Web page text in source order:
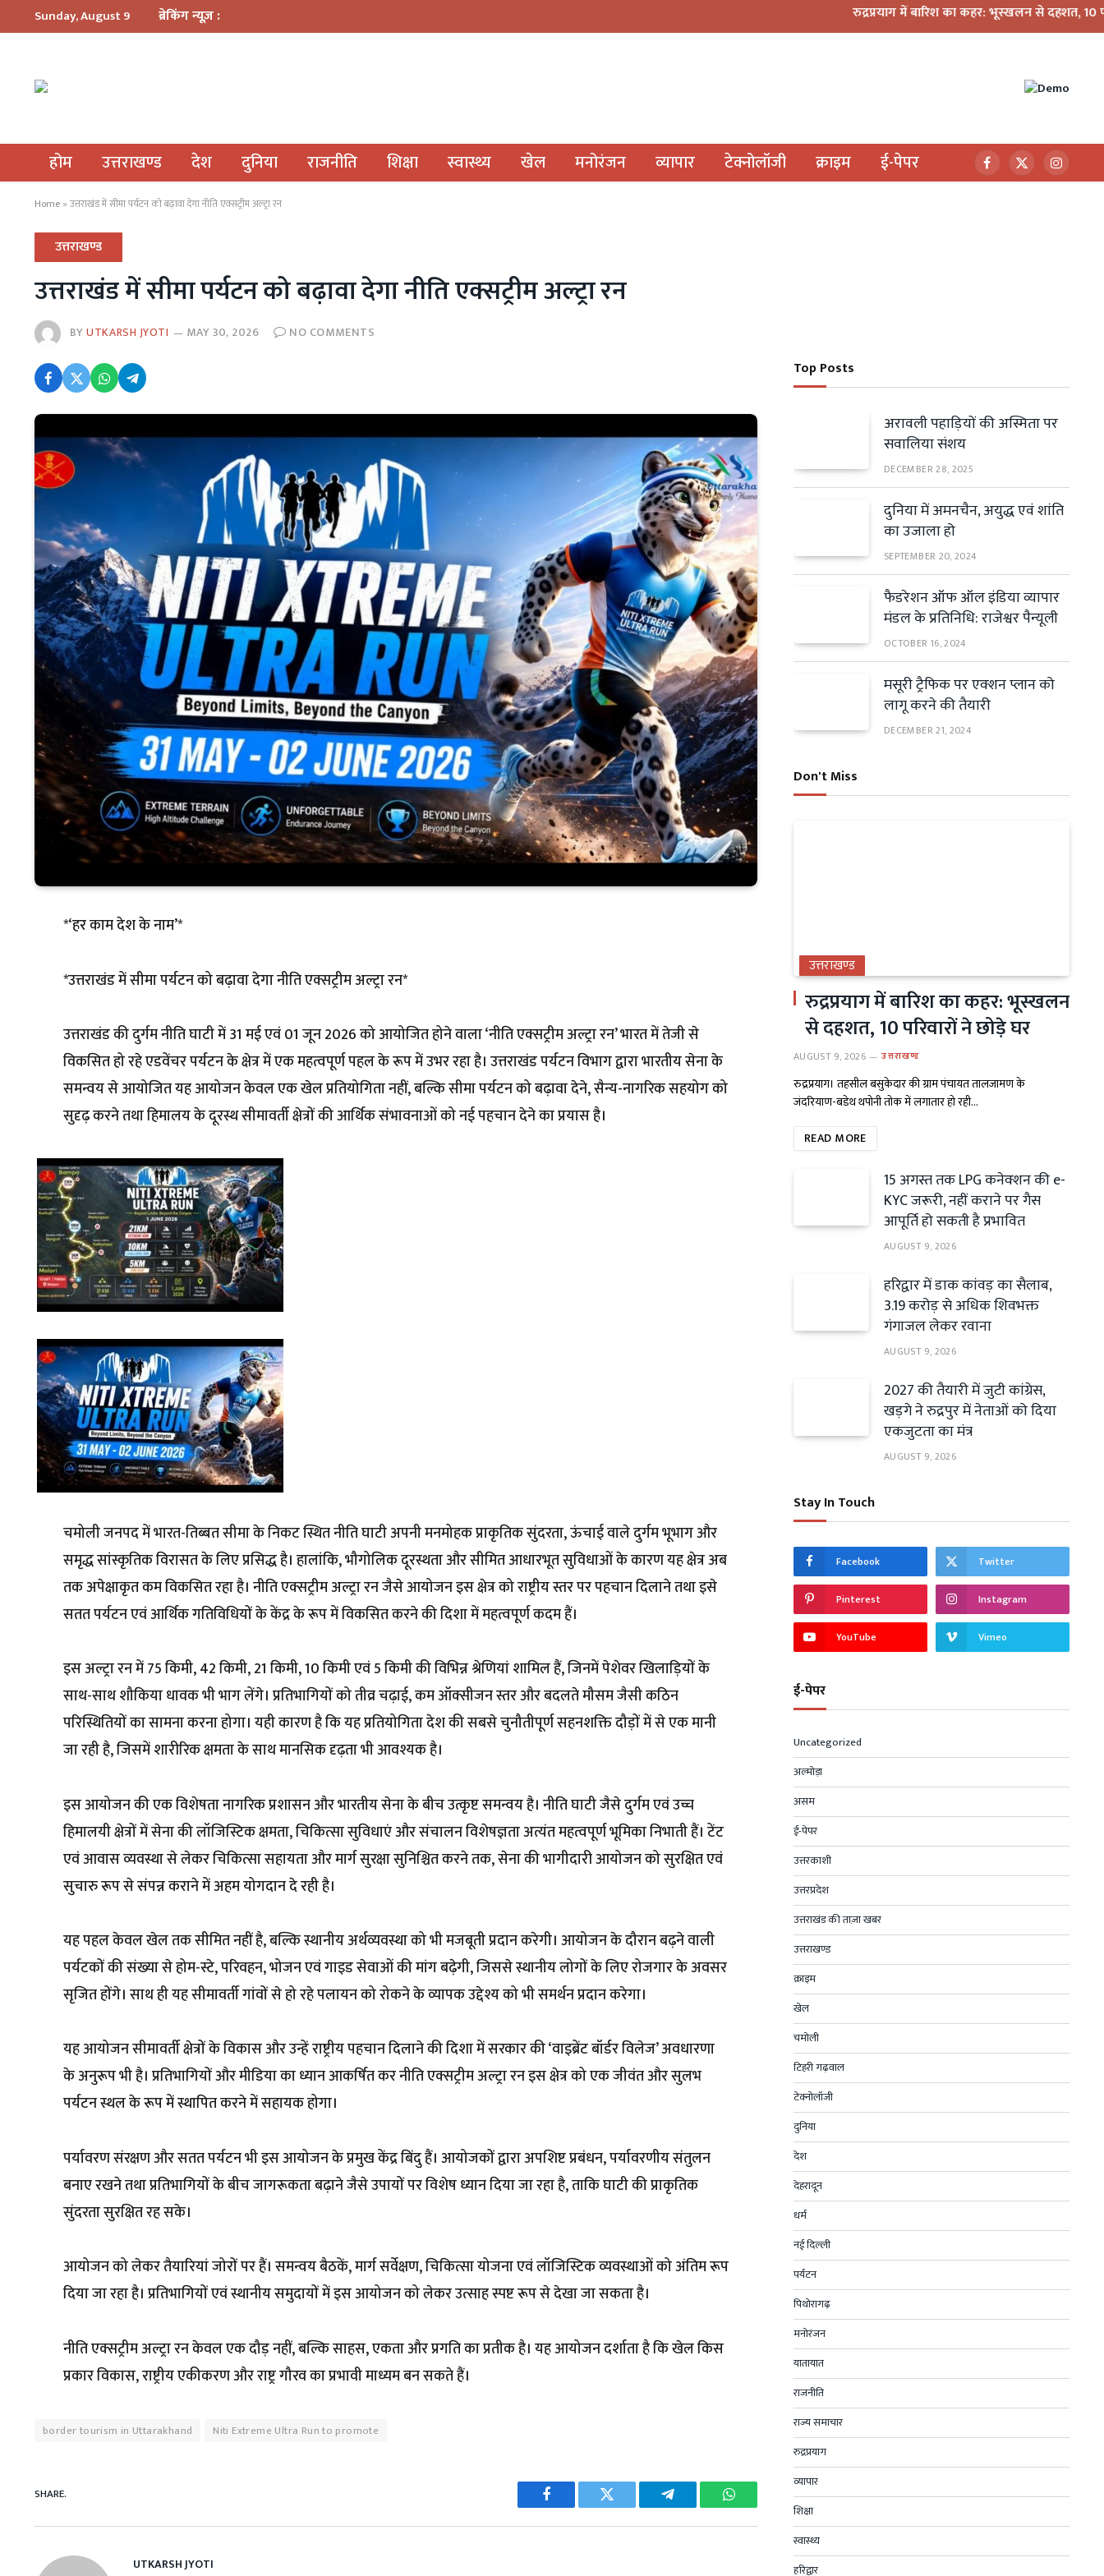
Sunday, August 9 ब्रेकिंग न्यूज़ : रुद्रप्रयाग में बारिश का कहर: भूस्खलन से दहशत, 10 परिवारों ने छोड़े
होम उत्तराखण्ड देश दुनिया राजनीति शिक्षा स्वास्थ्य खेल मनोरंजन व्यापार टेक्नोलॉजी क्राइम ई-पेपर Facebook
X
(Twitter)
Home » उत्तराखंड में सीमा पर्यटन को बढ़ावा देगा नीति एक्सट्रीम अल्ट्रा रन
उत्तराखण्ड
उत्तराखंड में सीमा पर्यटन को बढ़ावा देगा नीति एक्सट्रीम अल्ट्रा रन
BYUTKARSH JYOTI MAY 30, 2026 NO COMMENTS
*‘हर काम देश के नाम’*
*उत्तराखंड में सीमा पर्यटन को बढ़ावा देगा नीति एक्सट्रीम अल्ट्रा रन*
उत्तराखंड की दुर्गम नीति घाटी में 31 मई एवं 01 जून 2026 को आयोजित होने वाला ‘नीति एक्सट्रीम अल्ट्रा रन’ भारत में तेजी से
विकसित हो रहे एडवेंचर पर्यटन के क्षेत्र में एक महत्वपूर्ण पहल के रूप में उभर रहा है। उत्तराखंड पर्यटन विभाग द्वारा भारतीय सेना के
समन्वय से आयोजित यह आयोजन केवल एक खेल प्रतियोगिता नहीं, बल्कि सीमा पर्यटन को बढ़ावा देने, सैन्य-नागरिक सहयोग को
सुदृढ़ करने तथा हिमालय के दूरस्थ सीमावर्ती क्षेत्रों की आर्थिक संभावनाओं को नई पहचान देने का प्रयास है।
चमोली जनपद में भारत-तिब्बत सीमा के निकट स्थित नीति घाटी अपनी मनमोहक प्राकृतिक सुंदरता, ऊंचाई वाले दुर्गम भूभाग और
समृद्ध सांस्कृतिक विरासत के लिए प्रसिद्ध है। हालांकि, भौगोलिक दूरस्थता और सीमित आधारभूत सुविधाओं के कारण यह क्षेत्र अब
तक अपेक्षाकृत कम विकसित रहा है। नीति एक्सट्रीम अल्ट्रा रन जैसे आयोजन इस क्षेत्र को राष्ट्रीय स्तर पर पहचान दिलाने तथा इसे
सतत पर्यटन एवं आर्थिक गतिविधियों के केंद्र के रूप में विकसित करने की दिशा में महत्वपूर्ण कदम हैं।
इस अल्ट्रा रन में 75 किमी, 42 किमी, 21 किमी, 10 किमी एवं 5 किमी की विभिन्न श्रेणियां शामिल हैं, जिनमें पेशेवर खिलाड़ियों के
साथ-साथ शौकिया धावक भी भाग लेंगे। प्रतिभागियों को तीव्र चढ़ाई, कम ऑक्सीजन स्तर और बदलते मौसम जैसी कठिन
परिस्थितियों का सामना करना होगा। यही कारण है कि यह प्रतियोगिता देश की सबसे चुनौतीपूर्ण सहनशक्ति दौड़ों में से एक मानी
जा रही है, जिसमें शारीरिक क्षमता के साथ मानसिक दृढ़ता भी आवश्यक है।
इस आयोजन की एक विशेषता नागरिक प्रशासन और भारतीय सेना के बीच उत्कृष्ट समन्वय है। नीति घाटी जैसे दुर्गम एवं उच्च
हिमालयी क्षेत्रों में सेना की लॉजिस्टिक क्षमता, चिकित्सा सुविधाएं और संचालन विशेषज्ञता अत्यंत महत्वपूर्ण भूमिका निभाती हैं। टेंट
एवं आवास व्यवस्था से लेकर चिकित्सा सहायता और मार्ग सुरक्षा सुनिश्चित करने तक, सेना की भागीदारी आयोजन को सुरक्षित एवं
सुचारु रूप से संपन्न कराने में अहम योगदान दे रही है।
यह पहल केवल खेल तक सीमित नहीं है, बल्कि स्थानीय अर्थव्यवस्था को भी मजबूती प्रदान करेगी। आयोजन के दौरान बढ़ने वाली
पर्यटकों की संख्या से होम-स्टे, परिवहन, भोजन एवं गाइड सेवाओं की मांग बढ़ेगी, जिससे स्थानीय लोगों के लिए रोजगार के अवसर
सृजित होंगे। साथ ही यह सीमावर्ती गांवों से हो रहे पलायन को रोकने के व्यापक उद्देश्य को भी समर्थन प्रदान करेगा।
यह आयोजन सीमावर्ती क्षेत्रों के विकास और उन्हें राष्ट्रीय पहचान दिलाने की दिशा में सरकार की ‘वाइब्रेंट बॉर्डर विलेज’ अवधारणा
के अनुरूप भी है। प्रतिभागियों और मीडिया का ध्यान आकर्षित कर नीति एक्सट्रीम अल्ट्रा रन इस क्षेत्र को एक जीवंत और सुलभ
पर्यटन स्थल के रूप में स्थापित करने में सहायक होगा।
पर्यावरण संरक्षण और सतत पर्यटन भी इस आयोजन के प्रमुख केंद्र बिंदु हैं। आयोजकों द्वारा अपशिष्ट प्रबंधन, पर्यावरणीय संतुलन
बनाए रखने तथा प्रतिभागियों के बीच जागरूकता बढ़ाने जैसे उपायों पर विशेष ध्यान दिया जा रहा है, ताकि घाटी की प्राकृतिक
सुंदरता सुरक्षित रह सके।
आयोजन को लेकर तैयारियां जोरों पर हैं। समन्वय बैठकें, मार्ग सर्वेक्षण, चिकित्सा योजना एवं लॉजिस्टिक व्यवस्थाओं को अंतिम रूप
दिया जा रहा है। प्रतिभागियों एवं स्थानीय समुदायों में इस आयोजन को लेकर उत्साह स्पष्ट रूप से देखा जा सकता है।
नीति एक्सट्रीम अल्ट्रा रन केवल एक दौड़ नहीं, बल्कि साहस, एकता और प्रगति का प्रतीक है। यह आयोजन दर्शाता है कि खेल किस
प्रकार विकास, राष्ट्रीय एकीकरण और राष्ट्र गौरव का प्रभावी माध्यम बन सकते हैं।
border tourism in Uttarakhand Niti Extreme Ultra Run to promote
SHARE.
Facebook Twitter Telegram WhatsApp
UTKARSH JYOTI
Top Posts
अरावली पहाड़ियों की अस्मिता पर
सवालिया संशय
DECEMBER 28, 2025
दुनिया में अमनचैन, अयुद्ध एवं शांति
का उजाला हो
SEPTEMBER 20, 2024
फैडरेशन ऑफ ऑल इंडिया व्यापार
मंडल के प्रतिनिधि: राजेश्वर पैन्यूली
OCTOBER 16, 2024
मसूरी ट्रैफिक पर एक्शन प्लान को
लागू करने की तैयारी
DECEMBER 21, 2024
Don't Miss
उत्तराखण्ड
रुद्रप्रयाग में बारिश का कहर: भूस्खलन
से दहशत, 10 परिवारों ने छोड़े घर
AUGUST 9, 2026 उत्तराखण्ड
रुद्रप्रयाग। तहसील बसुकेदार की ग्राम पंचायत तालजामण के
जंदरियाण-बडेथ थपोनी तोक में लगातार हो रही…
READ MORE
15 अगस्त तक LPG कनेक्शन की e-
KYC जरूरी, नहीं कराने पर गैस
आपूर्ति हो सकती है प्रभावित
AUGUST 9, 2026
हरिद्वार में डाक कांवड़ का सैलाब,
3.19 करोड़ से अधिक शिवभक्त
गंगाजल लेकर रवाना
AUGUST 9, 2026
2027 की तैयारी में जुटी कांग्रेस,
खड़गे ने रुद्रपुर में नेताओं को दिया
एकजुटता का मंत्र
AUGUST 9, 2026
Stay In Touch
Facebook Twitter
Pinterest Instagram
YouTube Vimeo
ई-पेपर
Uncategorized
अल्मोड़ा
असम
ई-पेपर
उत्तरकाशी
उत्तरप्रदेश
उत्तराखंड की ताज़ा खबर
उत्तराखण्ड
क्राइम
खेल
चमोली
टिहरी गढ़वाल
टेक्नोलॉजी
दुनिया
देश
देहरादून
धर्म
नई दिल्ली
पर्यटन
पिथोरागढ़
मनोरंजन
यातायात
राजनीति
राज्य समाचार
रुद्रप्रयाग
व्यापार
शिक्षा
स्वास्थ्य
हरिद्वार